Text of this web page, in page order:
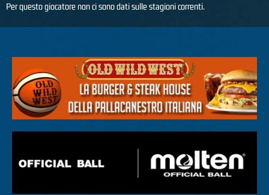
Per questo giocatore non ci sono dati sulle stagioni correnti.